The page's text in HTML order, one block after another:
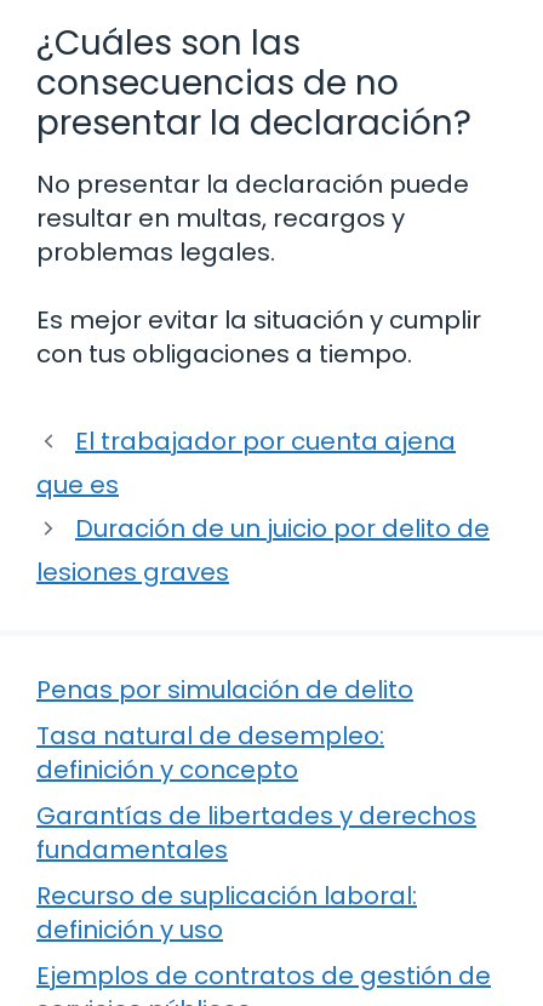
¿Cuáles son las
consecuencias de no
presentar la declaración?
No presentar la declaración puede
resultar en multas, recargos y
problemas legales.
Es mejor evitar la situación y cumplir
con tus obligaciones a tiempo.
El trabajador por cuenta ajena
que es
Duración de un juicio por delito de
lesiones graves
Penas por simulación de delito
Tasa natural de desempleo:
definición y concepto
Garantías de libertades y derechos
fundamentales
Recurso de suplicación laboral:
definición y uso
Ejemplos de contratos de gestión de